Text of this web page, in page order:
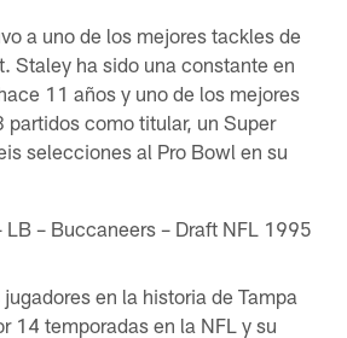
a uno de los mejores tackles de
Staley ha sido una constante en
11 años y uno de los mejores
como titular, un Super
selecciones al Pro Bowl en su
LB – Buccaneers – Draft NFL 1995
en la historia de Tampa
14 temporadas en la NFL y su